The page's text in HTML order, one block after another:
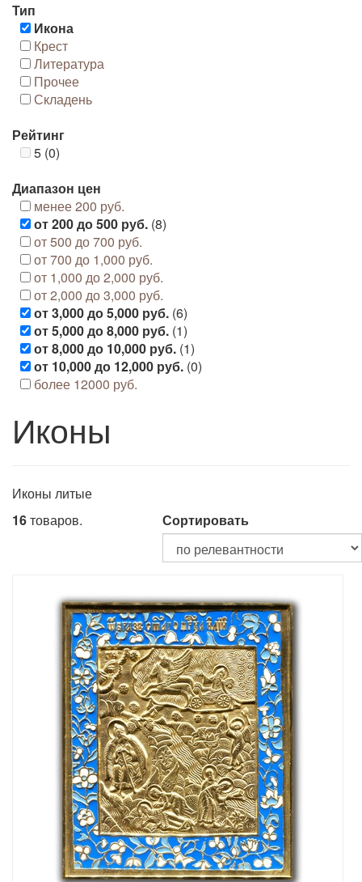
Тип
Икона
Крест
Литература
Прочее
Складень
Рейтинг
5 (0)
Диапазон цен
менее 200 руб.
от 200 до 500 руб. (8)
от 500 до 700 руб.
от 700 до 1,000 руб.
от 1,000 до 2,000 руб.
от 2,000 до 3,000 руб.
от 3,000 до 5,000 руб. (6)
от 5,000 до 8,000 руб. (1)
от 8,000 до 10,000 руб. (1)
от 10,000 до 12,000 руб. (0)
более 12000 руб.
Иконы
Иконы литые
16товаров. Сортировать